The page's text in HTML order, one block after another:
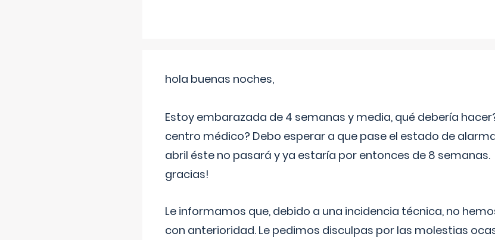
hola buenas noches,
Estoy embarazada de 4 semanas y media, qué debería
centro médico? Debo esperar a que pase el estado de
abril éste no pasará y ya estaría por entonces de 8 semanas.
gracias!
Le informamos que, debido a una incidencia técnica, no
con anterioridad. Le pedimos disculpas por las molestias